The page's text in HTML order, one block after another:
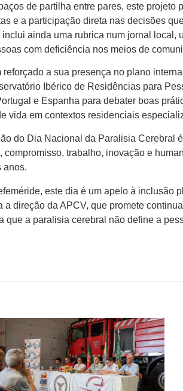
de partilha entre pares, este projeto
e a participação direta nas decisões
ainda uma rubrica num jornal local,
com deficiência nos meios de
reforçado a sua presença no plano
Ibérico de Residências para
e Espanha para debater boas
vida em contextos residenciais
do Dia Nacional da Paralisia Cerebral
trabalho, inovação e
anos.
este dia é um apelo à inclusão
a direção da APCV, que promete
que a paralisia cerebral não define a